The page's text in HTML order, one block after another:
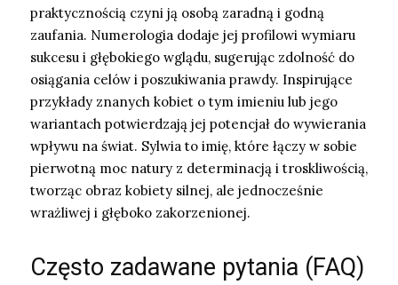
praktycznością czyni ją osobą zaradną i godną
zaufania. Numerologia dodaje jej profilowi wymiaru
sukcesu i głębokiego wglądu, sugerując zdolność do
osiągania celów i poszukiwania prawdy. Inspirujące
przykłady znanych kobiet o tym imieniu lub jego
wariantach potwierdzają jej potencjał do wywierania
wpływu na świat. Sylwia to imię, które łączy w sobie
pierwotną moc natury z determinacją i troskliwością,
tworząc obraz kobiety silnej, ale jednocześnie
wrażliwej i głęboko zakorzenionej.
Często zadawane pytania (FAQ)